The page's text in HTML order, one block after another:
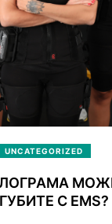
UNCATEGORIZED
С EMS?